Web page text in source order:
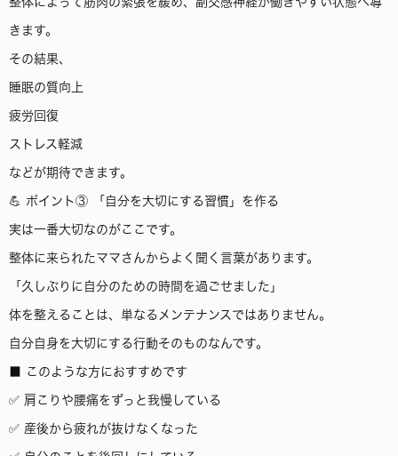
きます。
その結果、
睡眠の質向上
疲労回復
ストレス軽減
などが期待できます。
💪 ポイント③ 「自分を大切にする習慣」を作る
実は一番大切なのがここです。
整体に来られたママさんからよく聞く言葉があります。
「久しぶりに自分のための時間を過ごせました」
体を整えることは、単なるメンテナンスではありません。
自分自身を大切にする行動そのものなんです。
■ このような方におすすめです
✅ 肩こりや腰痛をずっと我慢している
✅ 産後から疲れが抜けなくなった